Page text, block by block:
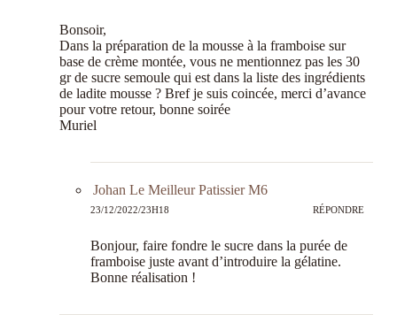
Bonsoir,
Dans la préparation de la mousse à la framboise sur
base de crème montée, vous ne mentionnez pas les 30
gr de sucre semoule qui est dans la liste des ingrédients
de ladite mousse ? Bref je suis coincée, merci d’avance
pour votre retour, bonne soirée
Muriel
Johan Le Meilleur Patissier M6
23/12/2022/23H18 RÉPONDRE
Bonjour, faire fondre le sucre dans la purée de
framboise juste avant d’introduire la gélatine.
Bonne réalisation !